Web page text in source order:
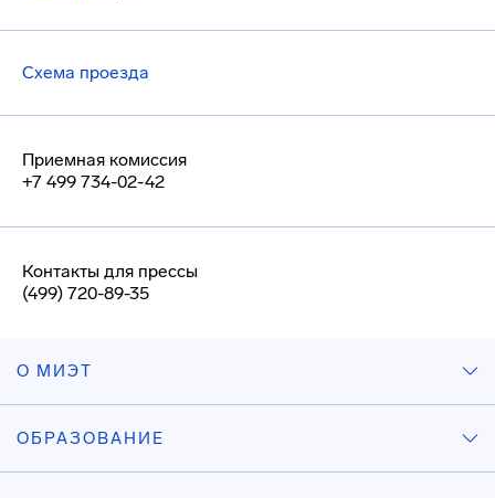
Схема проезда
Приемная комиссия
+7 499 734-02-42
Контакты для прессы
(499) 720-89-35
О МИЭТ
ОБРАЗОВАНИЕ